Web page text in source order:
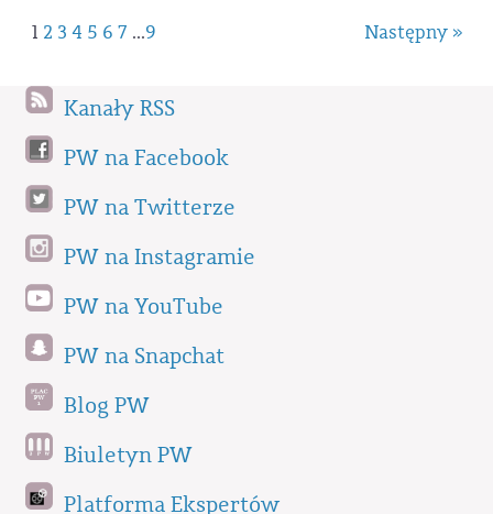
Następny »
1 2 3 4 5 6 7 ...9
Kanały RSS
PW na Facebook
PW na Twitterze
PW na Instagramie
PW na YouTube
PW na Snapchat
Blog PW
Biuletyn PW
Platforma Ekspertów